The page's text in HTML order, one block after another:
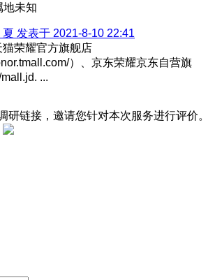
地未知
发表于 2021-8-10 22:41
荣耀官方旗舰店
）、京东荣耀京东自营旗
...
研链接，邀请您针对本次服务进行评价。